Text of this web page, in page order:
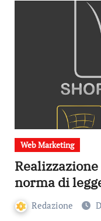
Web Marketing
norma di
Redazione